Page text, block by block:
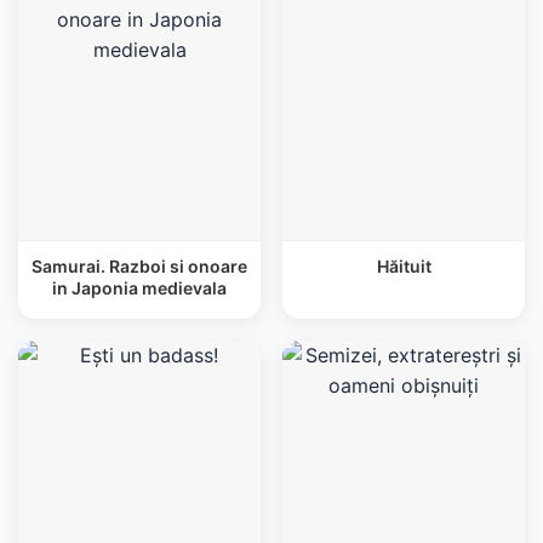
Samurai. Razboi si onoare
in Japonia medievala
Hăituit